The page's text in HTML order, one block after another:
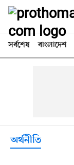
সর্বশেষ বাংলাদেশ
অর্থনীতি